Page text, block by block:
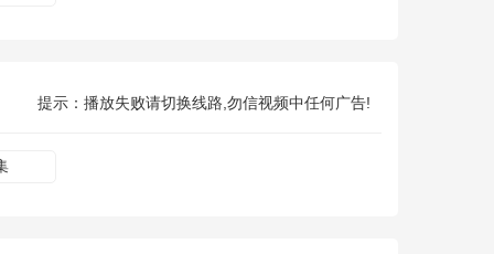
提示：播放失败请切换线路,勿信视频中任何广告!